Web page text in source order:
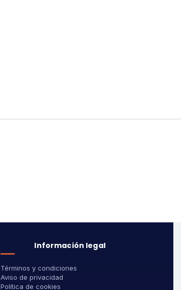
Información legal
Términos y condiciones
Aviso de privacidad
Política de cookies